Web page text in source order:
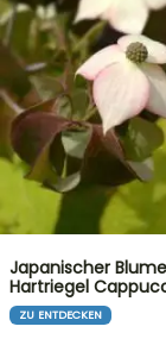
Japanischer
Hartriegel
ZU ENTDECKEN